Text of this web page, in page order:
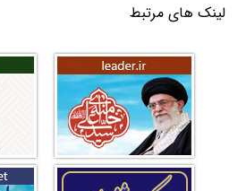
لینک های مرتبط